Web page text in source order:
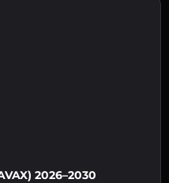
2026–2030